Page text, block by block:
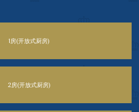
1房(开放式厨房)
2房(开放式厨房)